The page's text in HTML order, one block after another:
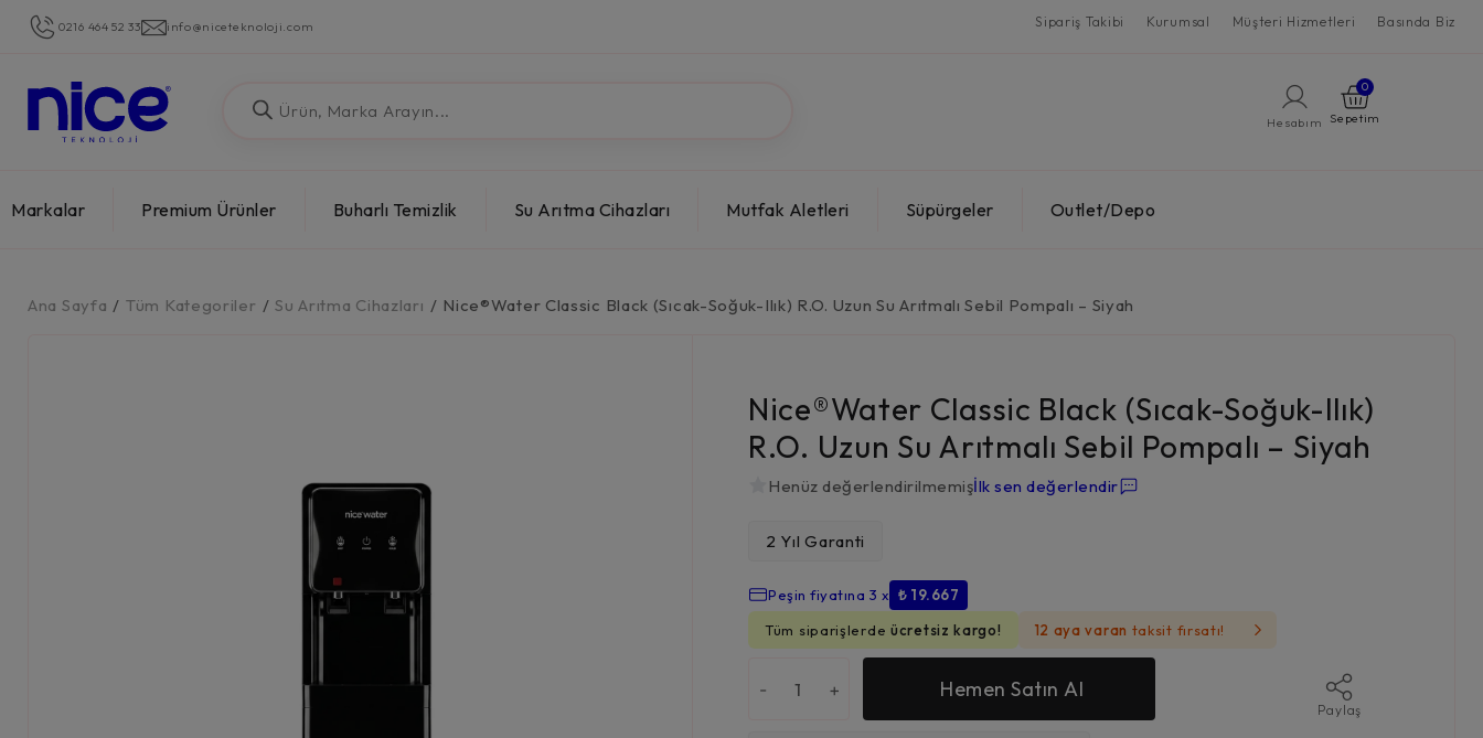
0216 464 52 33 info@niceteknoloji.com Sipariş Takibi Kurumsal Müşteri Hizmetleri Basında Biz
Hesabım
0
Markalar Premium Ürünler Buharlı Temizlik Su Arıtma Cihazları Mutfak Aletleri Süpürgeler Outlet/Depo
Ana Sayfa / Tüm Kategoriler / Su Arıtma Cihazları / Nice®Water Classic Black (Sıcak-Soğuk-Ilık) R.O. Uzun Su Arıtmalı Sebil Pompalı – Siyah
Nice®Water Classic Black (Sıcak-Soğuk-Ilık)
R.O. Uzun Su Arıtmalı Sebil Pompalı – Siyah
Henüz değerlendirilmemişİlk sen değerlendir
2 Yıl Garanti
Peşin fiyatına 3 x ₺ 19.667
Tüm siparişlerde ücretsiz kargo! 12 aya varan taksit fırsatı!
- + Hemen Satın Al
Paylaş